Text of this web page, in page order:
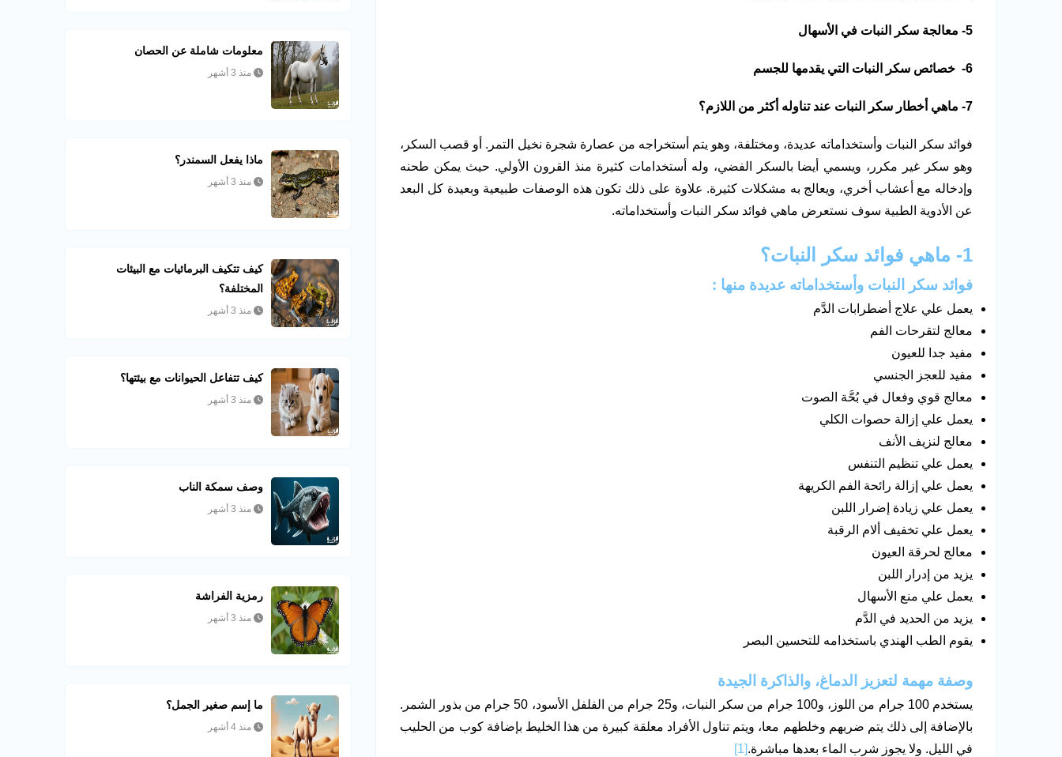
5- معالجة سكر النبات في الأسهال
6- خصائص سكر النبات التي يقدمها للجسم
7- ماهي أخطار سكر النبات عند تناوله أكثر من اللازم؟
فوائد سكر النبات وأستخداماته عديدة، ومختلفة، وهو يتم أستخراجه من عصارة شجرة نخيل التمر. أو قصب السكر،
وهو سكر غير مكرر، ويسمي أيضا بالسكر الفضي، وله أستخدامات كثيرة منذ القرون الأولي. حيث يمكن طحنه
وإدخاله مع أعشاب أخري، ويعالج به مشكلات كثيرة. علاوة على ذلك تكون هذه الوصفات طبيعية وبعيدة كل البعد
عن الأدوية الطبية سوف نستعرض ماهي فوائد سكر النبات وأستخداماته.
1- ماهي فوائد سكر النبات؟
فوائد سكر النبات وأستخداماته عديدة منها :
يعمل علي علاج أضطرابات الدَّم
معالج لتقرحات الفم
مفيد جدا للعيون
مفيد للعجز الجنسي
معالج قوي وفعال في بُحَّة الصوت
يعمل علي إزالة حصوات الكلي
معالج لنزيف الأنف
يعمل علي تنظيم التنفس
يعمل علي إزالة رائحة الفم الكريهة
يعمل علي زيادة إضرار اللبن
يعمل علي تخفيف ألام الرقبة
معالج لحرقة العيون
يزيد من إدرار اللبن
يعمل علي منع الأسهال
يزيد من الحديد في الدَّم
يقوم الطب الهندي باستخدامه للتحسين البصر
وصفة مهمة لتعزيز الدماغ، والذاكرة الجيدة
يستخدم 100 جرام من اللوز، و100 جرام من سكر النبات، و25 جرام من الفلفل الأسود، 50 جرام من بذور الشمر.
بالإضافة إلى ذلك يتم ضربهم وخلطهم معا، ويتم تناول الأفراد معلقة كبيرة من هذا الخليط بإضافة كوب من الحليب
في الليل. ولا يجوز شرب الماء بعدها مباشرة.[1]
معلومات شاملة عن الحصان
منذ 3 أشهر
ماذا يفعل السمندر؟
منذ 3 أشهر
كيف تتكيف البرمائيات مع البيئات
المختلفة؟
منذ 3 أشهر
كيف تتفاعل الحيوانات مع بيئتها؟
منذ 3 أشهر
وصف سمكة الناب
منذ 3 أشهر
رمزية الفراشة
منذ 3 أشهر
ما إسم صغير الجمل؟
منذ 4 أشهر